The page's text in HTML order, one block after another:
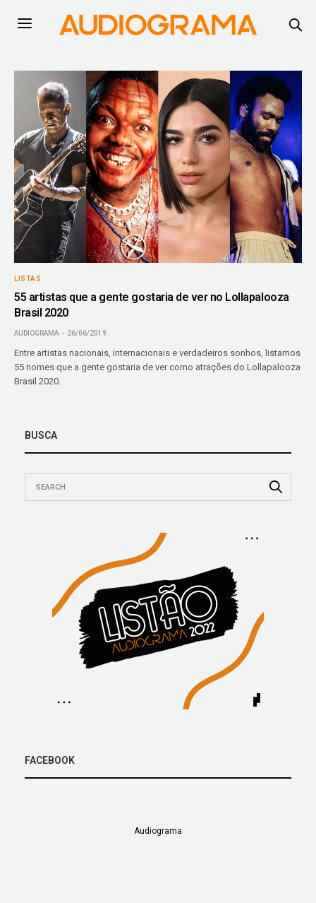
LISTAS
55 artistas que a gente gostaria de ver no Lollapalooza
Brasil 2020
AUDIOGRAMA 26/06/2019
Entre artistas nacionais, internacionais e verdadeiros sonhos, listamos
55 nomes que a gente gostaria de ver como atrações do Lollapalooza
Brasil 2020.
BUSCA
FACEBOOK
Audiograma